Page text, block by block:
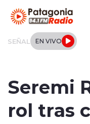
SEÑAL EN VIVO
Seremi
rol tras